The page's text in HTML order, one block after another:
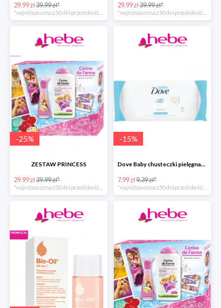
29.99 zł39.99 zł* 29.99 zł39.99 zł*
-25%
ZESTAW PRINCESS
29.99 zł39.99 zł*
*najniższa cena z 30 dni przed obniżką
-15%
Dove Baby chusteczki pielęgnacyjne
7.99 zł9.39 zł*
*najniższa cena z 30 dni przed obniżką